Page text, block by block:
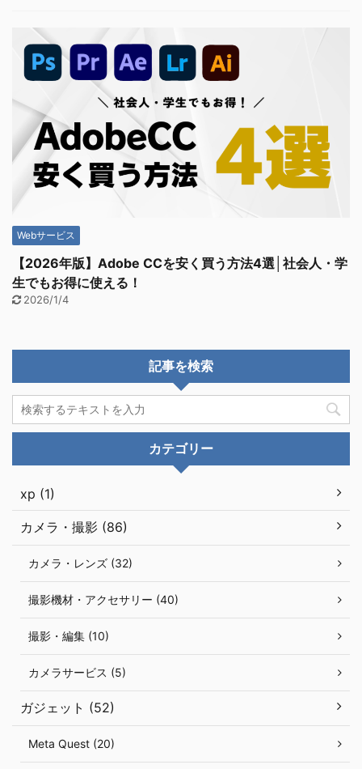
Webサービス
【2026年版】Adobe CCを安く買う方法4選│社会人・学
生でもお得に使える！
2026/1/4
記事を検索
カテゴリー
xp (1)
カメラ・撮影 (86)
カメラ・レンズ (32)
撮影機材・アクセサリー (40)
撮影・編集 (10)
カメラサービス (5)
ガジェット (52)
Meta Quest (20)